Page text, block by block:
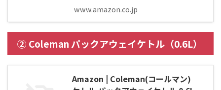
www.amazon.co.jp
② Coleman パックアウェイケトル（0.6L）
Amazon | Coleman(コールマン)